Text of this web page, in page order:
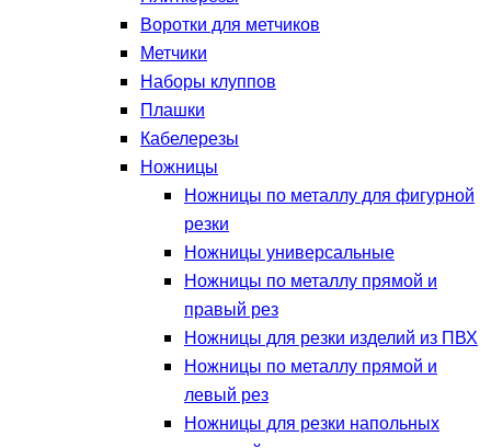
Воротки для метчиков
Метчики
Наборы клуппов
Плашки
Кабелерезы
Ножницы
Ножницы по металлу для фигурной
резки
Ножницы универсальные
Ножницы по металлу прямой и
правый рез
Ножницы для резки изделий из ПВХ
Ножницы по металлу прямой и
левый рез
Ножницы для резки напольных